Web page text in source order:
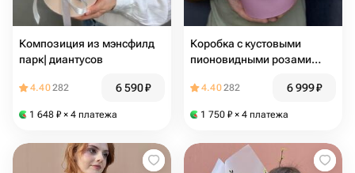
Композиция из мэнсфилд
парк| диантусов
4.40282 6 590₽
1 648 ₽ × 4 платежа
Коробка с кустовыми
пионовидными розами
4.40282 6 999₽
1 750 ₽ × 4 платежа